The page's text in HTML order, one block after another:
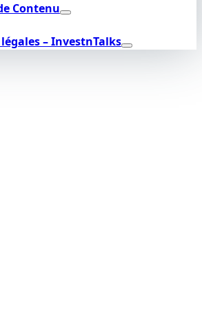
Contenu
– InvestnTalks